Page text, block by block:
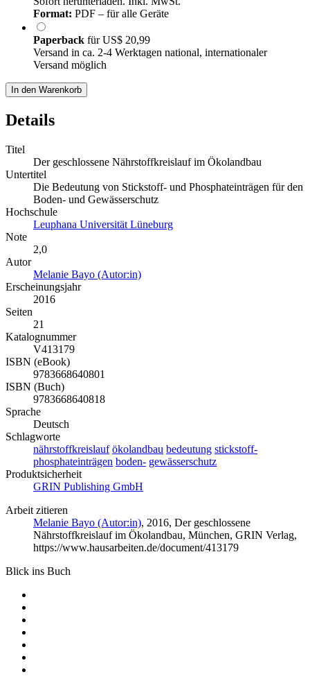
Format: PDF – für alle Geräte
Paperback fürUS$ 20,99
Versand in ca. 2-4 Werktagen national, internationaler
Versand möglich
In den Warenkorb
Details
Titel
Der geschlossene Nährstoffkreislauf im Ökolandbau
Untertitel
Die Bedeutung von Stickstoff- und Phosphateinträgen für den
Boden- und Gewässerschutz
Hochschule
Leuphana Universität Lüneburg
Note
2,0
Autor
Melanie Bayo (Autor:in)
Erscheinungsjahr
2016
Seiten
21
Katalognummer
V413179
ISBN (eBook)
9783668640801
ISBN (Buch)
9783668640818
Sprache
Deutsch
Schlagworte
nährstoffkreislauf ökolandbau bedeutung stickstoff-
phosphateinträgen boden- gewässerschutz
Produktsicherheit
GRIN Publishing GmbH
Arbeit zitieren
Melanie Bayo (Autor:in), 2016, Der geschlossene
Nährstoffkreislauf im Ökolandbau, München, GRIN Verlag,
https://www.hausarbeiten.de/document/413179
Blick ins Buch